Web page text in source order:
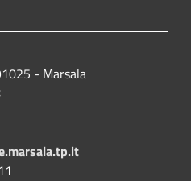
- Marsala